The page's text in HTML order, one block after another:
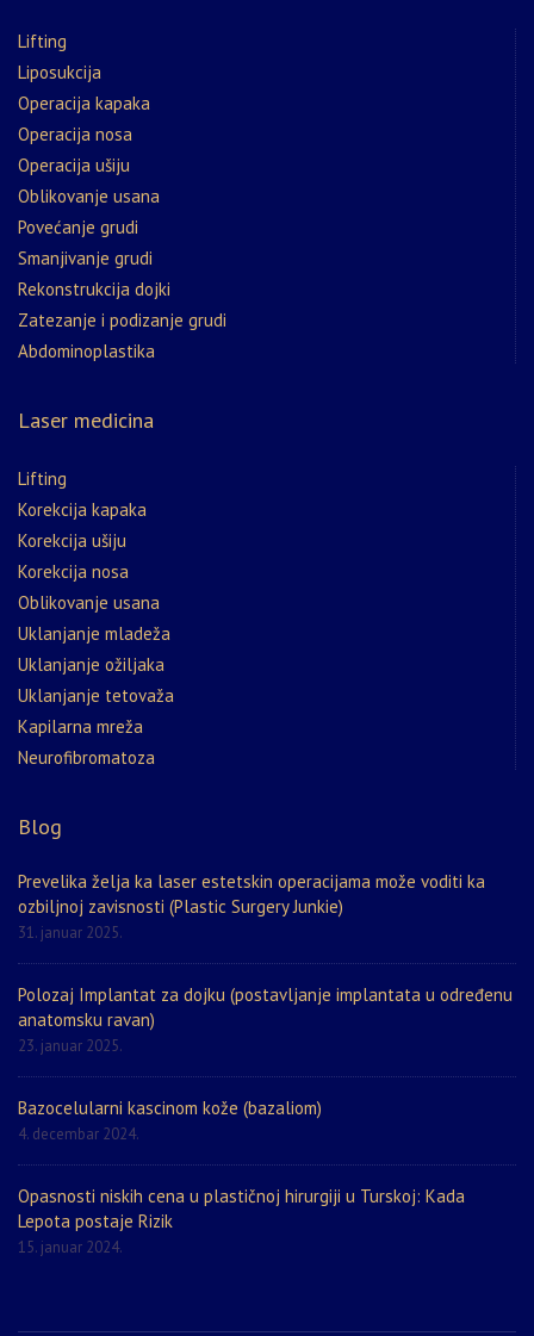
Lifting
Liposukcija
Operacija kapaka
Operacija nosa
Operacija ušiju
Oblikovanje usana
Povećanje grudi
Smanjivanje grudi
Rekonstrukcija dojki
Zatezanje i podizanje grudi
Abdominoplastika
Laser medicina
Lifting
Korekcija kapaka
Korekcija ušiju
Korekcija nosa
Oblikovanje usana
Uklanjanje mladeža
Uklanjanje ožiljaka
Uklanjanje tetovaža
Kapilarna mreža
Neurofibromatoza
Blog
Prevelika želja ka laser estetskin operacijama može voditi ka
ozbiljnoj zavisnosti (Plastic Surgery Junkie)
31. januar 2025.
Polozaj Implantat za dojku (postavljanje implantata u određenu
anatomsku ravan)
23. januar 2025.
Bazocelularni kascinom kože (bazaliom)
4. decembar 2024.
Opasnosti niskih cena u plastičnoj hirurgiji u Turskoj: Kada
Lepota postaje Rizik
15. januar 2024.